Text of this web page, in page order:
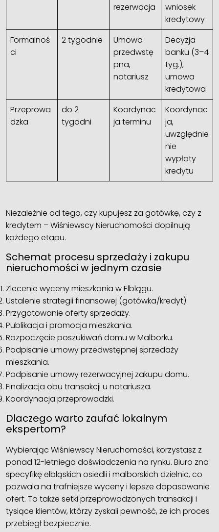
rezerwacja
wniosek
kredytowy
Formalnoś
ci
2 tygodnie
Umowa
przedwstę
pna,
notariusz
Decyzja
banku (3–4
tyg.),
umowa
kredytowa
Przeprowa
dzka
do 2
tygodni
Koordynac
ja terminu
Koordynac
ja,
uwzględnie
nie
wypłaty
kredytu
Niezależnie od tego, czy kupujesz za gotówkę, czy z
kredytem – Wiśniewscy Nieruchomości dopilnują
każdego etapu.
Schemat procesu sprzedaży i zakupu
nieruchomości w jednym czasie
Zlecenie wyceny mieszkania w Elblągu.
Ustalenie strategii finansowej (gotówka/kredyt).
Przygotowanie oferty sprzedaży.
Publikacja i promocja mieszkania.
Rozpoczęcie poszukiwań domu w Malborku.
Podpisanie umowy przedwstępnej sprzedaży
mieszkania.
Podpisanie umowy rezerwacyjnej zakupu domu.
Finalizacja obu transakcji u notariusza.
Koordynacja przeprowadzki.
Dlaczego warto zaufać lokalnym
ekspertom?
Wybierając Wiśniewscy Nieruchomości, korzystasz z
ponad 12-letniego doświadczenia na rynku. Biuro zna
specyfikę elbląskich osiedli i malborskich dzielnic, co
pozwala na trafniejsze wyceny i lepsze dopasowanie
ofert. To także setki przeprowadzonych transakcji i
tysiące klientów, którzy zyskali pewność, że ich proces
przebiegł bezpiecznie.